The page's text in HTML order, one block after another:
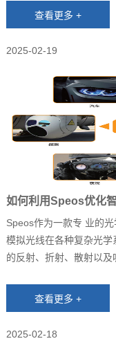
2025-02-19
如何利用Speos优化
Speos作为一款专 业的
模拟光线在各种复杂光
的反射、折射、散射以及
2025-02-18